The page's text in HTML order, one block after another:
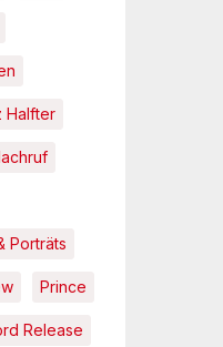
Halfter
Porträts
Prince
Release